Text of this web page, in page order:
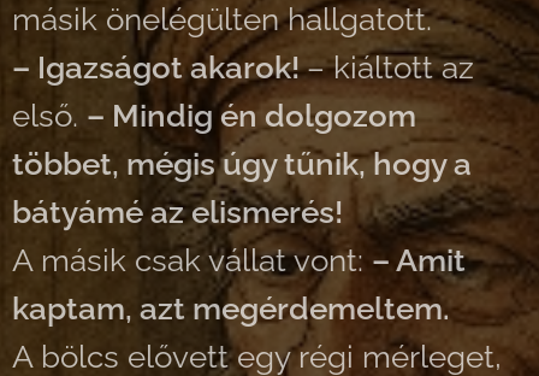
másik önelégülten hallgatott.
– Igazságot akarok!– kiáltott az
első. – Mindig én dolgozom
többet, mégis úgy tűnik, hogy a
bátyámé az elismerés!
A másik csak vállat vont: – Amit
kaptam, azt megérdemeltem.
A bölcs elővett egy régi mérleget,